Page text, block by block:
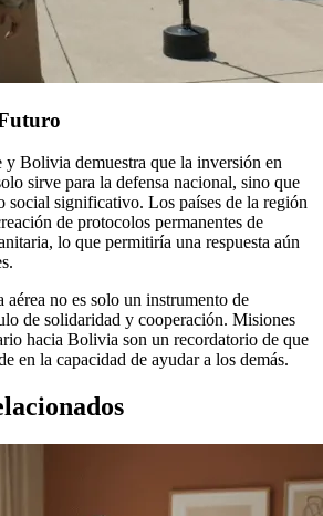
Bolivia demuestra que la inversión en
sirve para la defensa nacional, sino que
social significativo. Los países de la región
de protocolos permanentes de
lo que permitiría una respuesta aún
no es solo un instrumento de
de solidaridad y cooperación. Misiones
hacia Bolivia son un recordatorio de que
en la capacidad de ayudar a los demás.